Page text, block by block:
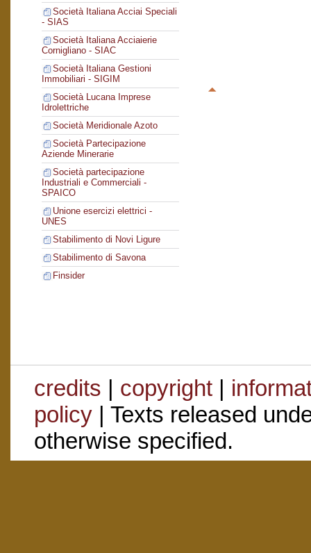
Società Italiana Acciai Speciali
- SIAS
Società Italiana Acciaierie
Cornigliano - SIAC
Società Italiana Gestioni
Immobiliari - SIGIM
Società Lucana Imprese
Idrolettriche
Società Meridionale Azoto
Società Partecipazione
Aziende Minerarie
Società partecipazione
Industriali e Commerciali -
SPAICO
Unione esercizi elettrici -
UNES
Stabilimento di Novi Ligure
Stabilimento di Savona
Finsider
credits | copyright|
policy| Texts released
otherwise specified.